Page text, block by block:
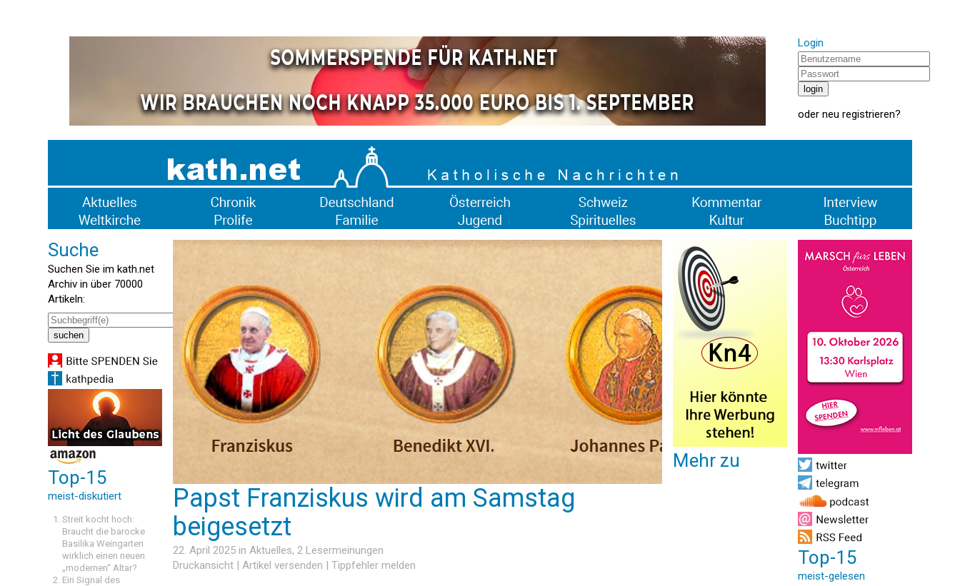
Login
oder neu registrieren?
Suche
Suchen Sie im kath.net
Archiv in über 70000
Artikeln:
Top-15
meist-diskutiert
Streit kocht hoch:
Braucht die barocke
Basilika Weingarten
wirklich einen neuen
„modernen“ Altar?
Ein Signal des
Papst Franziskus wird am Samstag
beigesetzt
22. April 2025 in Aktuelles, 2 Lesermeinungen
Druckansicht | Artikel versenden | Tippfehler melden
Mehr zu
Top-15
meist-gelesen